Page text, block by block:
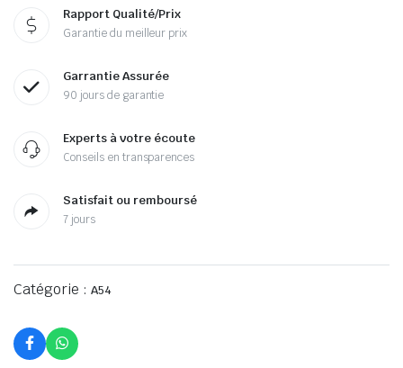
Rapport Qualité/Prix
Garantie du meilleur prix
Garrantie Assurée
90 jours de garantie
Experts à votre écoute
Conseils en transparences
Satisfait ou remboursé
7 jours
Catégorie : A54